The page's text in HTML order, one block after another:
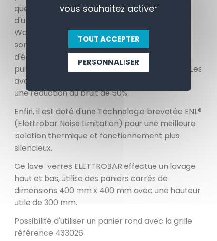
que le lave-verres ELETTROBAR dispose
d'une technologie brevetée EWT® (Elettrobar
Wash Technology) avec une pompe double
sortie qui permet une suppression du goulot
d'étranglement et l'utilisation d'une pompe de
puissance réduite pour un résultat équivalent. Les
avantages sont des économies d'énergie et
une réduction du bruit de 50%.
Enfin, il est doté d'une Technologie brevetée ENL®
(Elettrobar Noise Limitation) pour une meilleure
isolation thermique et fonctionnement plus
silencieux.
Ce lave-verres ELETTROBAR effectue un lavage
haut et bas, utilise des paniers carrés de
dimensions 400 mm x 400 mm avec une hauteur
utile de 300 mm.
Possibilité d'utiliser un panier rond avec la grille
référence 433026
vous souhaitez activer
TOUT ACCEPTER
PERSONNALISER